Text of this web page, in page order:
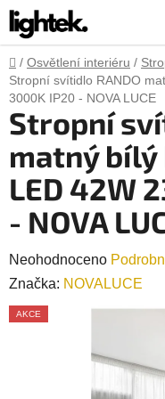
Přejít
na
obsah
Domů
/ Osvětlení interiéru /
Stropní svítidlo RANDO
3000K IP20 - NOVA LUCE
Stropní
matný
LED 42W
- NOVA
Průměrné
hodnocení
produktu
Neohodnoceno
Značka: NOVALUCE
AKCE